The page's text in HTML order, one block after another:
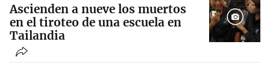
Ascienden a nueve los muertos
en el tiroteo de una escuela en
Tailandia